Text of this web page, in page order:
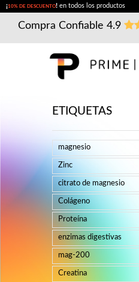
¡10% DE DESCUENTO!en todos los productos
Compra Confiable 4.9
ETIQUETAS
magnesio
Zinc
citrato de magnesio
Colágeno
Proteína
enzimas digestivas
mag-200
Creatina